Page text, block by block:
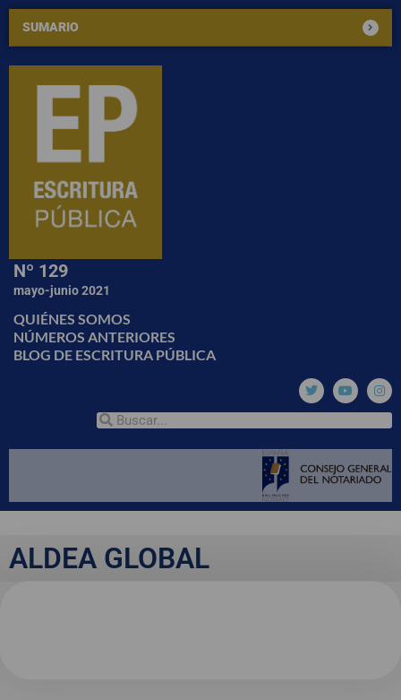
SUMARIO
Nº 129
mayo-junio 2021
QUIÉNES SOMOS
NÚMEROS ANTERIORES
BLOG DE ESCRITURA PÚBLICA
ALDEA GLOBAL